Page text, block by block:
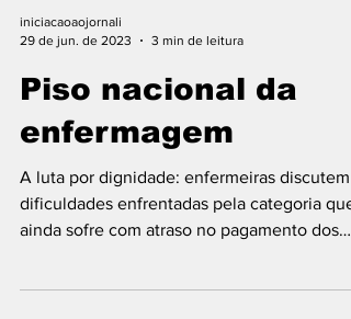
29 de jun. de 2023
3 min de leitura
Piso nacional da
enfermagem
A luta por dignidade: enfermeiras discutem
dificuldades enfrentadas pela categoria que
novos...